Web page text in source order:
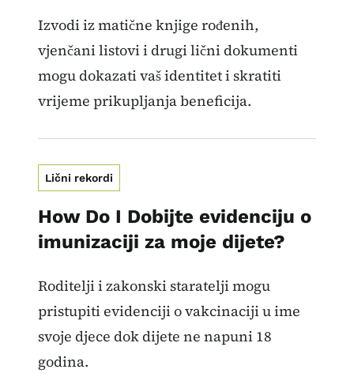
Izvodi iz matične knjige rođenih,
vjenčani listovi i drugi lični dokumenti
mogu dokazati vaš identitet i skratiti
vrijeme prikupljanja beneficija.
Lični rekordi
How Do I Dobijte evidenciju o
imunizaciji za moje dijete?
Roditelji i zakonski staratelji mogu
pristupiti evidenciji o vakcinaciji u ime
svoje djece dok dijete ne napuni 18
godina.